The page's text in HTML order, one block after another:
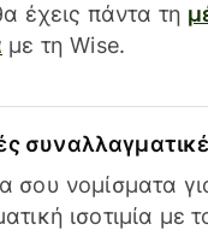
έχεις πάντα τη
με τη Wise.
νομίσματα
ισοτιμία με